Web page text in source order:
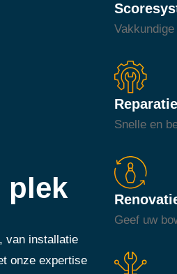
plek
van installatie
onze expertise
Reparatie
Snelle en
Geef uw